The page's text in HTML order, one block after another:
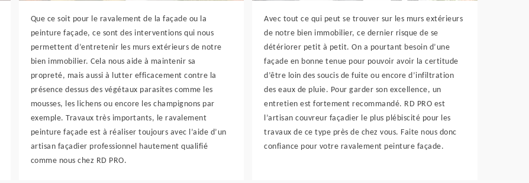
Que ce soit pour le ravalement de la façade ou la
peinture façade, ce sont des interventions qui nous
permettent d’entretenir les murs extérieurs de notre
bien immobilier. Cela nous aide à maintenir sa
propreté, mais aussi à lutter efficacement contre la
présence dessus des végétaux parasites comme les
mousses, les lichens ou encore les champignons par
exemple. Travaux très importants, le ravalement
peinture façade est à réaliser toujours avec l’aide d’un
artisan façadier professionnel hautement qualifié
comme nous chez RD PRO.
Avec tout ce qui peut se trouver sur les murs extérieurs
de notre bien immobilier, ce dernier risque de se
détériorer petit à petit. On a pourtant besoin d’une
façade en bonne tenue pour pouvoir avoir la certitude
d’être loin des soucis de fuite ou encore d’infiltration
des eaux de pluie. Pour garder son excellence, un
entretien est fortement recommandé. RD PRO est
l’artisan couvreur façadier le plus plébiscité pour les
travaux de ce type près de chez vous. Faite nous donc
confiance pour votre ravalement peinture façade.